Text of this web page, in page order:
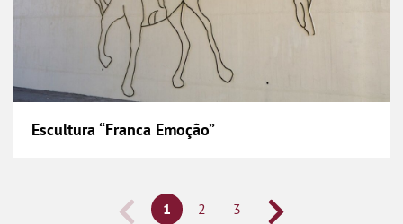
Escultura “Franca Emoção”
1 2 3